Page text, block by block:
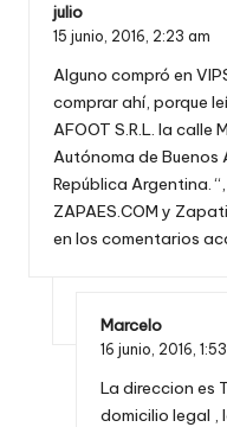
julio
15 junio, 2016, 2:23 am
Alguno compró en
comprar ahí, porque
AFOOT S.R.L. la calle
Autónoma de Buenos
República Argentina.
ZAPAES.COM y
en los comentarios
Marcelo
16 junio, 2016,
La direccion es
domicilio legal ,